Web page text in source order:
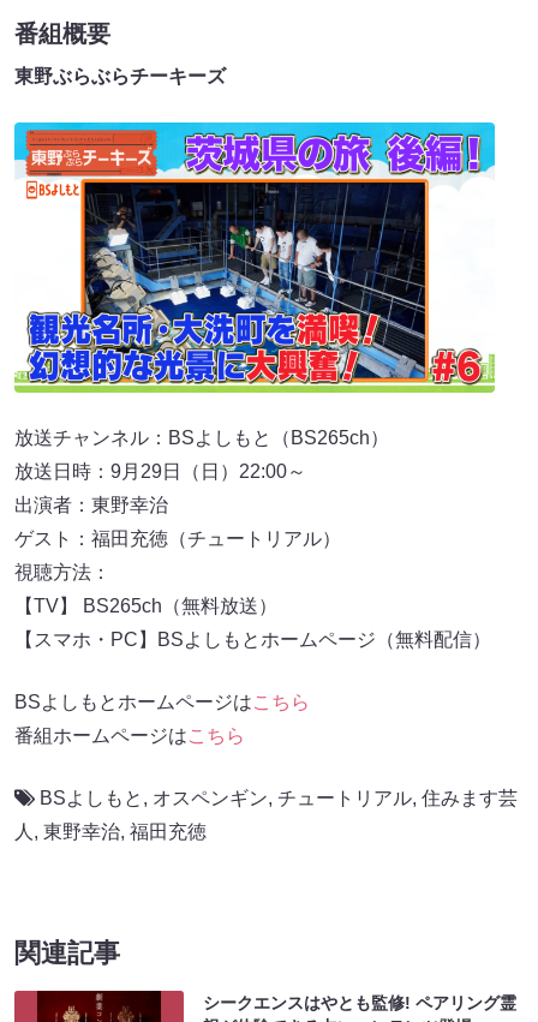
番組概要
東野ぶらぶらチーキーズ
放送チャンネル：BSよしもと（BS265ch）
放送日時：9月29日（日）22:00～
出演者：東野幸治
ゲスト：福田充徳（チュートリアル）
視聴方法：
【TV】 BS265ch（無料放送）
【スマホ・PC】BSよしもとホームページ（無料配信）
BSよしもとホームページはこちら
番組ホームページはこちら
BSよしもと , オスペンギン, チュートリアル, 住みます芸
人 , 東野幸治, 福田充徳
関連記事
シークエンスはやとも監修! ペアリング霊